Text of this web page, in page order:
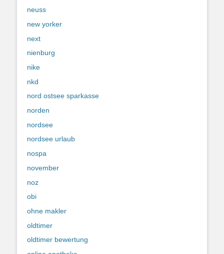
neuss
new yorker
next
nienburg
nike
nkd
nord ostsee sparkasse
norden
nordsee
nordsee urlaub
nospa
november
noz
obi
ohne makler
oldtimer
oldtimer bewertung